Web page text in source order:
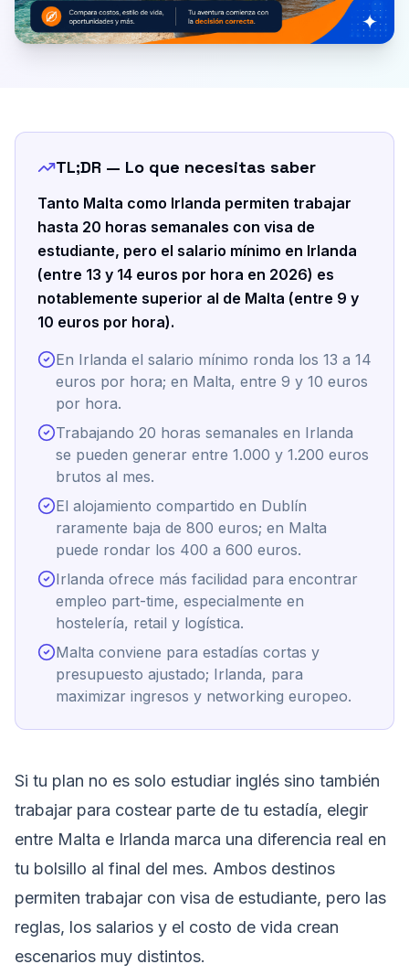
TL;DR — Lo que necesitas saber
Tanto Malta como Irlanda permiten trabajar
hasta 20 horas semanales con visa de
estudiante, pero el salario mínimo en Irlanda
(entre 13 y 14 euros por hora en 2026) es
notablemente superior al de Malta (entre 9 y
10 euros por hora).
En Irlanda el salario mínimo ronda los 13 a 14
euros por hora; en Malta, entre 9 y 10 euros
por hora.
Trabajando 20 horas semanales en Irlanda
se pueden generar entre 1.000 y 1.200 euros
brutos al mes.
El alojamiento compartido en Dublín
raramente baja de 800 euros; en Malta
puede rondar los 400 a 600 euros.
Irlanda ofrece más facilidad para encontrar
empleo part-time, especialmente en
hostelería, retail y logística.
Malta conviene para estadías cortas y
presupuesto ajustado; Irlanda, para
maximizar ingresos y networking europeo.
Si tu plan no es solo estudiar inglés sino también
trabajar para costear parte de tu estadía, elegir
entre Malta e Irlanda marca una diferencia real en
tu bolsillo al final del mes. Ambos destinos
permiten trabajar con visa de estudiante, pero las
reglas, los salarios y el costo de vida crean
escenarios muy distintos.